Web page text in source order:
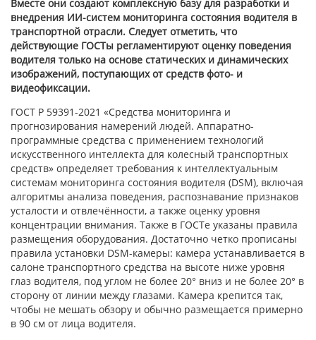
Вместе они создают комплексную базу для разработки и
внедрения ИИ-систем мониторинга состояния водителя в
транспортной отрасли. Следует отметить, что
действующие ГОСТы регламентируют оценку поведения
водителя только на основе статических и динамических
изображений, поступающих от средств фото- и
видеофиксации.
ГОСТ Р 59391-2021 «Средства мониторинга и
прогнозирования намерений людей. Аппаратно-
программные средства с применением технологий
искусственного интеллекта для колесный транспортных
средств» определяет требования к интеллектуальным
системам мониторинга состояния водителя (DSM), включая
алгоритмы анализа поведения, распознавание признаков
усталости и отвлечённости, а также оценку уровня
концентрации внимания. Также в ГОСТе указаны правила
размещения оборудования. Достаточно четко прописаны
правила установки DSM-камеры: камера устанавливается в
салоне транспортного средства на высоте ниже уровня
глаз водителя, под углом не более 20° вниз и не более 20° в
сторону от линии между глазами. Камера крепится так,
чтобы не мешать обзору и обычно размещается примерно
в 90 см от лица водителя.